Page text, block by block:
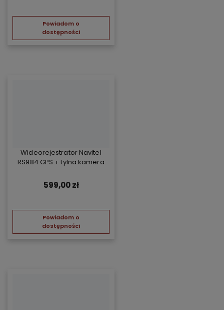
Powiadom o
dostępności
Wideorejestrator Navitel
RS984 GPS + tylna kamera
599,00 zł
Powiadom o
dostępności